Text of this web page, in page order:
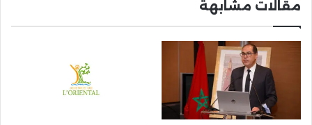
مقالات مشابهة